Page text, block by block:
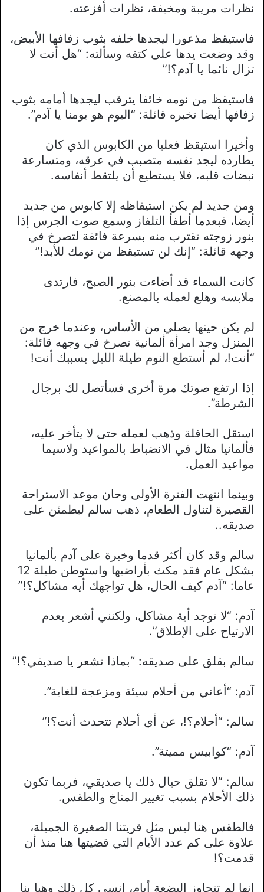
نظرات مريبة ومخيفة، نظرات أفزعته.
فاستيقظ مذعورا ليجدها خلفه بثوب زفافها الأبيض،
وقد وضعت يدها على كتفه وسألته: “هل أنت لا
تزال نائما يا آدم؟!”
فاستيقظ من نومه خائفا يترقب ليجدها أمامه بثوب
زفافها أيضا تخبره قائلة: “اليوم هو يومنا يا آدم”.
وأخيرا استيقظ فعليا من الكابوس الذي كان
يطارده ليجد نفسه متصبب في عرقه، ومتسارعة
نبضات قلبه، فلا يستطيع أن يلتقط أنفاسه.
ومن جديد لم يكن استيقاظه إلا كابوس من جديد
أيضا، فبعدما أطفأ التلفاز وسمع صوت الجرس إذا
بنور زوجته تقترب منه بسرعة فائقة لتصرخ في
وجهه قائلة: “إنك لن تستيقظ من نومك للأبد!”
كانت السماء قد أضاءت بنور الصبح، فارتدى
ملابسه وهلع لعمله بالمصنع.
لم يكن حينها يصلي من الأساس، وعندما خرج من
المنزل وجد امرأة ألمانية تصرخ في وجهه قائلة:
“أنت!، لم أستطع النوم طيلة الليل بسببك أنت!
إذا ارتفع صوتك مرة أخرى فسأتصل لك برجال
الشرطة”.
استقل الحافلة وذهب لعمله حتى لا يتأخر عليه،
فألمانيا مثال في الانضباط بالمواعيد ولاسيما
مواعيد العمل.
وبينما انتهت الفترة الأولى وحان موعد الاستراحة
القصيرة لتناول الطعام، ذهب سالم ليطمئن على
صديقه..
سالم وقد كان أكثر قدما وخبرة على آدم بألمانيا
بشكل عام فقد مكث بأراضيها واستوطن طيلة 12
عاما: “آدم كيف الحال، هل تواجهك أيه مشاكل؟!”
آدم: “لا توجد أية مشاكل، ولكنني أشعر بعدم
الارتياح على الإطلاق”.
سالم بقلق على صديقه: “بماذا تشعر يا صديقي؟!”
آدم: “أعاني من أحلام سيئة ومزعجة للغاية”.
سالم: “أحلام؟!، عن أي أحلام تتحدث أنت؟!”
آدم: “كوابيس مميتة”.
سالم: “لا تقلق حيال ذلك يا صديقي، فربما تكون
ذلك الأحلام بسبب تغيير المناخ والطقس.
فالطقس هنا ليس مثل قريتنا الصغيرة الجميلة،
علاوة على كم عدد الأيام التي قضيتها هنا منذ أن
قدمت؟!
إنها لم تتجاوز البضعة أيام، انسى كل ذلك وهيا بنا